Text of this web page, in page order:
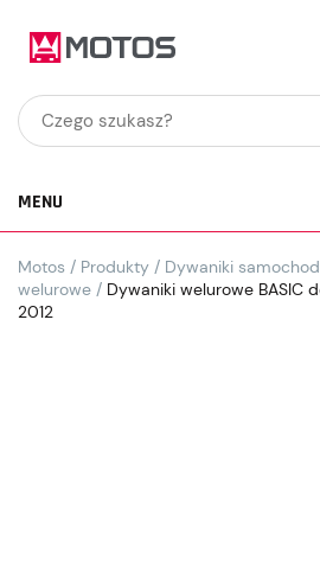
MENU
Motos / Produkty / Dywaniki
welurowe / Dywaniki welurowe BASIC
2012